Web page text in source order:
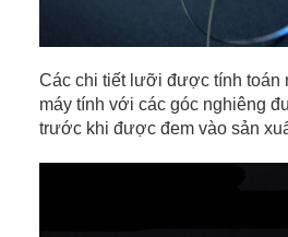
Các chi tiết lưỡi được tính toán
máy tính với các góc nghiêng
trước khi được đem vào sản